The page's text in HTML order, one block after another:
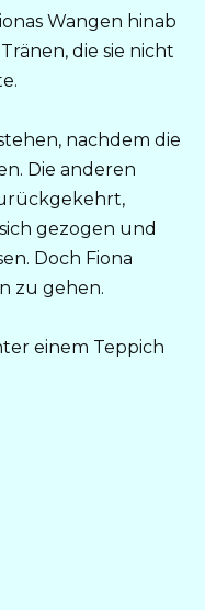
Wangen hinab
die sie nicht
nachdem die
Die anderen
gezogen und
Doch Fiona
zu gehen.
einem Teppich